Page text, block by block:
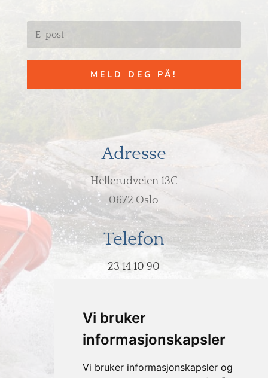
Vi bruker
informasjonskapsler
Vi bruker informasjonskapsler og
MELD DEG PÅ!
Adresse
Hellerudveien 13C
0672 Oslo
Telefon
23 14 10 90
post@hodeovervann.no